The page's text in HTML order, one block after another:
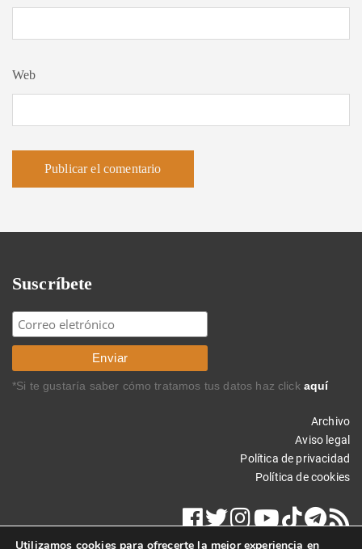
Web
Suscríbete
*Si te gustaría saber cómo tratamos tus datos haz click aquí
Archivo
Aviso legal
Política de privacidad
Política de cookies
Utilizamos cookies para ofrecerte la mejor experiencia en